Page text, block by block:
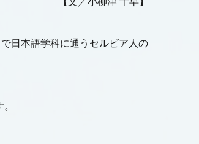
日本語学科に通うセルビア人の